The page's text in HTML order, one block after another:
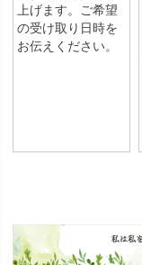
上げます。ご希望
の受け取り日時を
お伝えください。